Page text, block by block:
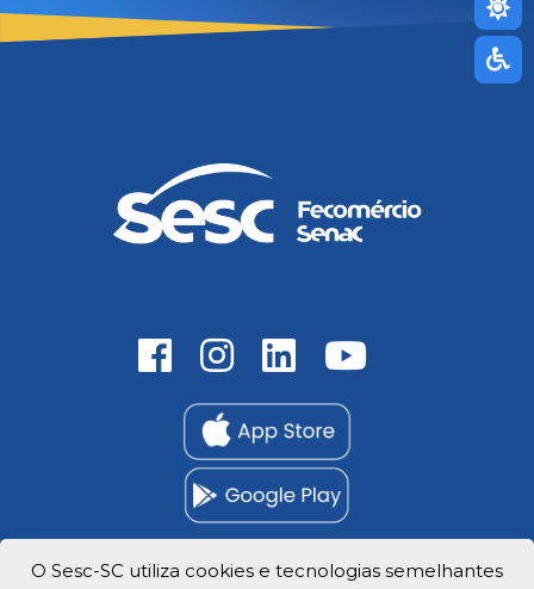
O Sesc-SC utiliza cookies e tecnologias semelhantes